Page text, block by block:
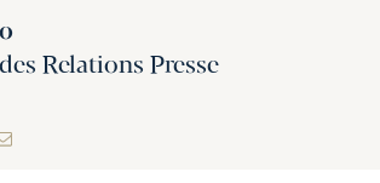
Relations Presse